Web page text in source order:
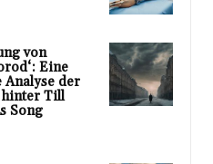
von
Eine
Analyse der
Till
Song